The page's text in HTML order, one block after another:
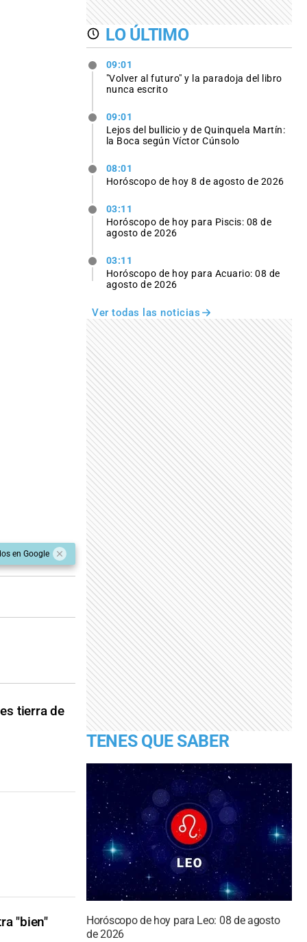
en Google
tierra de
"bien"
LO ÚLTIMO
09:01
"Volver al futuro" y la paradoja del libro
nunca escrito
09:01
Lejos del bullicio y de Quinquela Martín:
la Boca según Víctor Cúnsolo
08:01
Horóscopo de hoy 8 de agosto de 2026
03:11
Horóscopo de hoy para Piscis: 08 de
agosto de 2026
03:11
Horóscopo de hoy para Acuario: 08 de
agosto de 2026
Ver todas las noticias
TENES QUE SABER
Horóscopo de hoy para Leo: 08 de agosto
de 2026